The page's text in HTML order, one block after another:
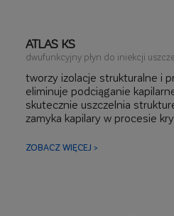
ATLAS KS
dwufunkcyjny płyn do iniekcji
tworzy izolacje strukturalne i
eliminuje podciąganie
skutecznie uszczelnia
zamyka kapilary w procesie
wzmacnia podkłady i posadzki
ZOBACZ WIĘCEJ >